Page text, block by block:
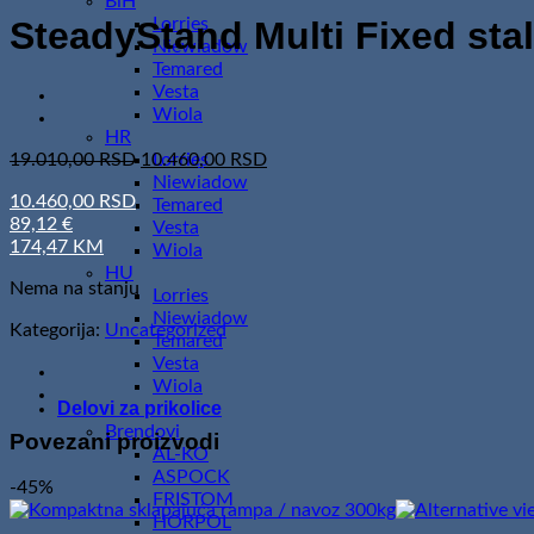
Lorries
Niewiadow
Temared
Vesta
Wiola
HR
Lorries
Niewiadow
Temared
Vesta
Wiola
HU
Lorries
Niewiadow
Temared
Vesta
Wiola
Delovi za prikolice
Brendovi
AL-KO
ASPOCK
FRISTOM
HORPOL
SteadyStand Multi Fixed
19.010,00RSD Original
price
was:
19.010,00 RSD.
10.460,00 RSDCurrent
10.460,00 RSD
89,12 €
174,47 KM
Nema na stanju
Kategorija: Uncategorized
Povezani proizvodi
-45%